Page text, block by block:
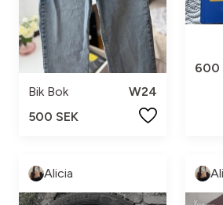
Bik Bok
W24
500 SEK
600
Alicia